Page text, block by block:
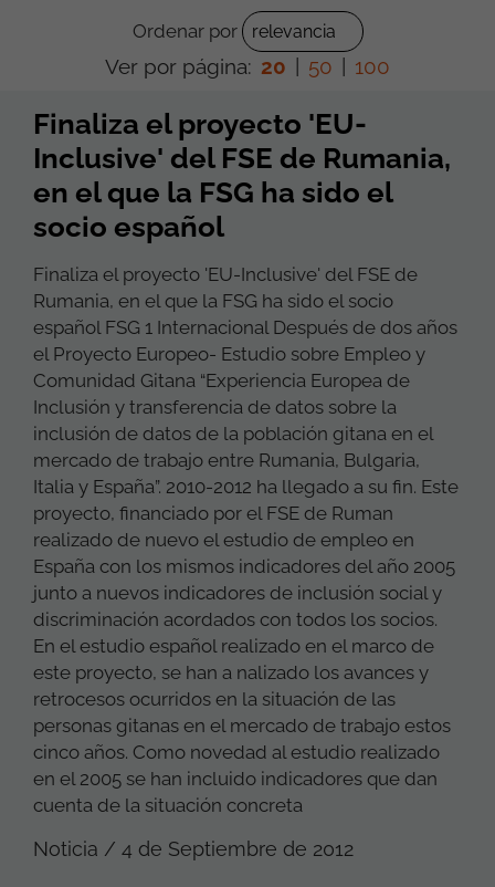
Ordenar por
Ver por página: 20 50 100
Finaliza el proyecto 'EU-
Inclusive' del FSE de Rumania,
en el que la FSG ha sido el
socio español
Finaliza el proyecto 'EU-Inclusive' del FSE de
Rumania, en el que la FSG ha sido el socio
español FSG 1 Internacional Después de dos años
el Proyecto Europeo- Estudio sobre Empleo y
Comunidad Gitana “Experiencia Europea de
Inclusión y transferencia de datos sobre la
inclusión de datos de la población gitana en el
mercado de trabajo entre Rumania, Bulgaria,
Italia y España”. 2010-2012 ha llegado a su fin. Este
proyecto, financiado por el FSE de Ruman
realizado de nuevo el estudio de empleo en
España con los mismos indicadores del año 2005
junto a nuevos indicadores de inclusión social y
discriminación acordados con todos los socios.
En el estudio español realizado en el marco de
este proyecto, se han a nalizado los avances y
retrocesos ocurridos en la situación de las
personas gitanas en el mercado de trabajo estos
cinco años. Como novedad al estudio realizado
en el 2005 se han incluido indicadores que dan
cuenta de la situación concreta
Noticia / 4 de Septiembre de 2012